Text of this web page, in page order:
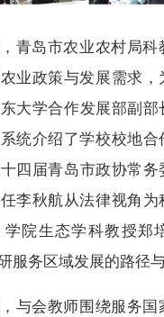
青岛市农业农村局科
业政策与发展需求
大学合作发展部副部
统介绍了学校校地合
四届青岛市政协常务
李秋航从法律视角为
学院生态学科教授郑
服务区域发展的路径
与会教师围绕服务国